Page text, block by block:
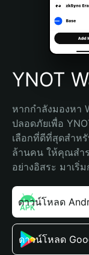
Português (Brasil)
Español (Argentina)
YNOT
หากกำลังมองหา
ปลอดภัยเพื่อ
เลือกที่ดีที่สุดสำห
ล้านคน ให้คุณสำ
อย่างอิสระ มาเริ่ม
ดาวน์โหลด
ดาวน์โหลด